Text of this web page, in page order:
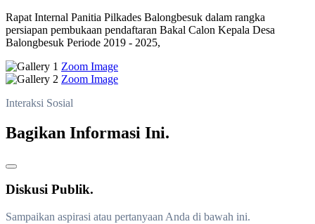
Rapat Internal Panitia Pilkades Balongbesuk dalam rangka
persiapan pembukaan pendaftaran Bakal Calon Kepala Desa
Balongbesuk Periode 2019 - 2025,
Zoom Image
Zoom Image
Interaksi Sosial
Bagikan Informasi Ini.
Diskusi Publik.
Sampaikan aspirasi atau pertanyaan Anda di bawah ini.